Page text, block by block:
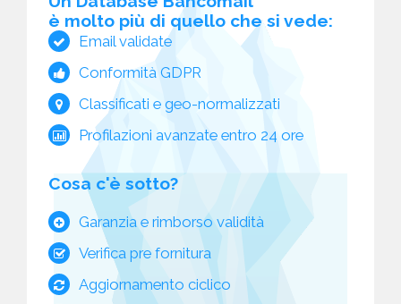
è molto più di quello che si vede:
Email validate
Conformità GDPR
Classificati e geo-normalizzati
Profilazioni avanzate entro 24 ore
Cosa c'è sotto?
Garanzia e rimborso validità
Verifica pre fornitura
Aggiornamento ciclico